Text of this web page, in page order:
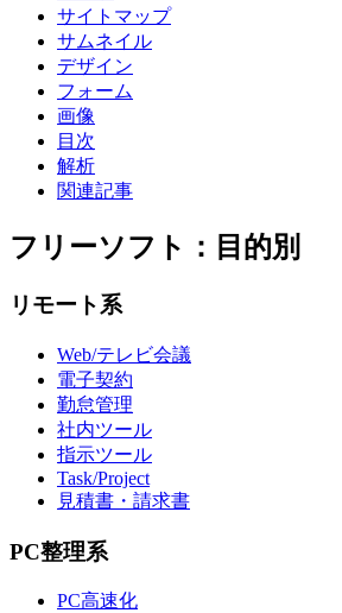
サイトマップ
サムネイル
デザイン
フォーム
画像
目次
解析
関連記事
フリーソフト：目的別
リモート系
Web/テレビ会議
電子契約
勤怠管理
社内ツール
指示ツール
Task/Project
見積書・請求書
PC整理系
PC高速化